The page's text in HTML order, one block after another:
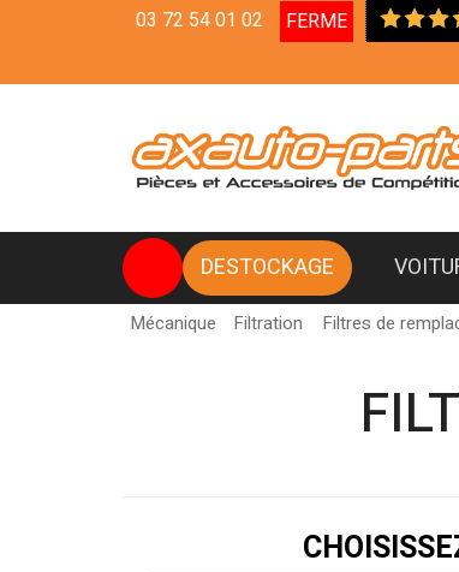
03 72 54 01 02 FERME
Livraison en Relais Colis Offerte à partir
DESTOCKAGE
Mécanique Filtration Filtres de